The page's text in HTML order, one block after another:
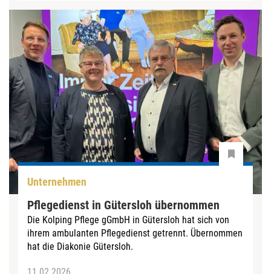
Unternehmen
Pflegedienst in Gütersloh übernommen
Die Kolping Pflege gGmbH in Gütersloh hat sich von
ihrem ambulanten Pflegedienst getrennt. Übernommen
hat die Diakonie Gütersloh.